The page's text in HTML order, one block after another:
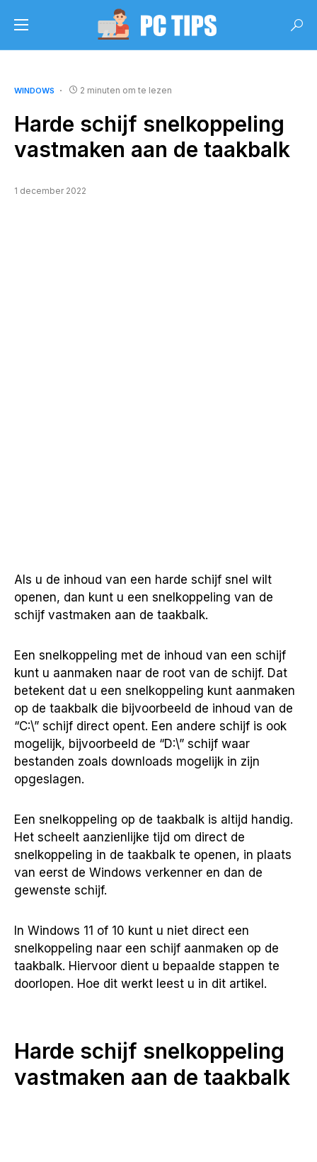
WINDOWS 2 minuten om te lezen
Harde schijf snelkoppeling
vastmaken aan de taakbalk
1 december 2022
Als u de inhoud van een harde schijf snel wilt
openen, dan kunt u een snelkoppeling van de
schijf vastmaken aan de taakbalk.
Een snelkoppeling met de inhoud van een schijf
kunt u aanmaken naar de root van de schijf. Dat
betekent dat u een snelkoppeling kunt aanmaken
op de taakbalk die bijvoorbeeld de inhoud van de
“C:\” schijf direct opent. Een andere schijf is ook
mogelijk, bijvoorbeeld de “D:\” schijf waar
bestanden zoals downloads mogelijk in zijn
opgeslagen.
Een snelkoppeling op de taakbalk is altijd handig.
Het scheelt aanzienlijke tijd om direct de
snelkoppeling in de taakbalk te openen, in plaats
van eerst de Windows verkenner en dan de
gewenste schijf.
In Windows 11 of 10 kunt u niet direct een
snelkoppeling naar een schijf aanmaken op de
taakbalk. Hiervoor dient u bepaalde stappen te
doorlopen. Hoe dit werkt leest u in dit artikel.
Harde schijf snelkoppeling
vastmaken aan de taakbalk